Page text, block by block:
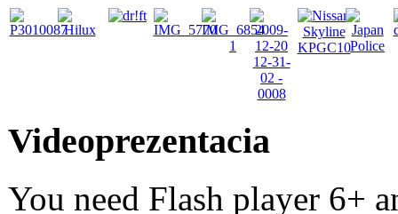
Videoprezentacia
You need Flash player 6+